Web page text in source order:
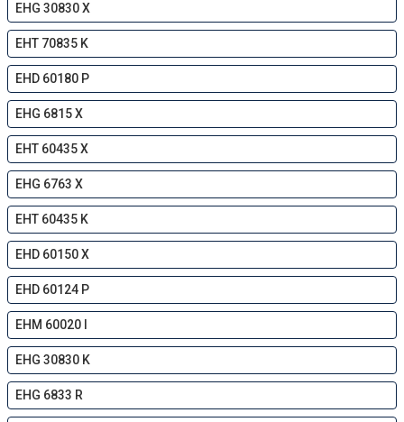
EHG 30830 X
EHT 70835 K
EHD 60180 P
EHG 6815 X
EHT 60435 X
EHG 6763 X
EHT 60435 K
EHD 60150 X
EHD 60124 P
EHM 60020 I
EHG 30830 K
EHG 6833 R